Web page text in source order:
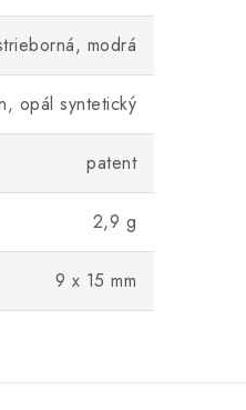
modrá
opál syntetický
patent
2,9 g
9 x 15 mm